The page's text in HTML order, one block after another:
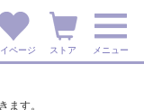
ページ ストア メニュー
ます。